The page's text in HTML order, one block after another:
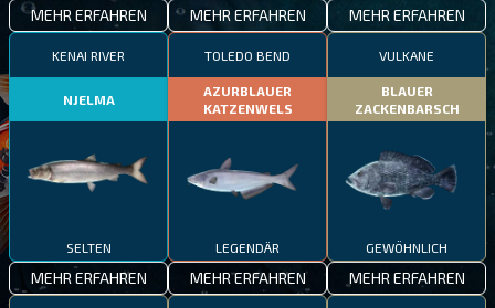
MEHR ERFAHREN MEHR ERFAHREN MEHR ERFAHREN
KENAI RIVER
NJELMA
SELTEN
MEHR ERFAHREN
TOLEDO BEND
AZURBLAUER
KATZENWELS
LEGENDÄR
MEHR ERFAHREN
VULKANE
BLAUER
ZACKENBARSCH
GEWÖHNLICH
MEHR ERFAHREN